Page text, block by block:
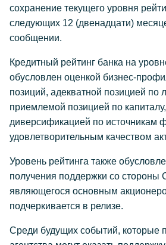
сохранение текущего уровня
следующих 12 (двенадцати)
сообщении.
Кредитный рейтинг банка на
обусловлен оценкой бизнес-
позиций, адекватной позицией по
приемлемой позицией по
диверсификацией по источникам
удовлетворительным качеством
Уровень рейтинга также
получения поддержки со стороны
являющегося основным
подчеркивается в релизе.
Среди будущих событий, которые